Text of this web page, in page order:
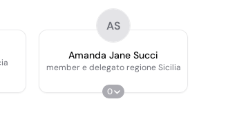
AS
Amanda Jane Succi
member e delegato regione Sicilia
0